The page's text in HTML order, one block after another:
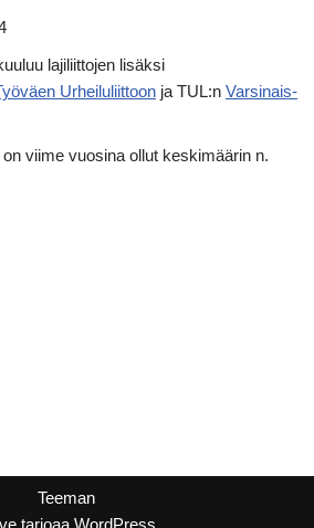
lajiliittojen lisäksi
Urheiluliittoon ja TUL:n Varsinais-
viime vuosina ollut keskimäärin n.
Teeman
tarjoaa WordPress